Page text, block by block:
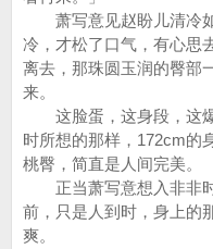
萧写意见赵盼儿清冷如
冷，才松了口气，有心思
离去，那珠圆玉润的臀部
来。
这脸蛋，这身段，这爆
时所想的那样，172cm的
桃臀，简直是人间完美。
正当萧写意想入非非时
前，只是人到时，身上的
爽。